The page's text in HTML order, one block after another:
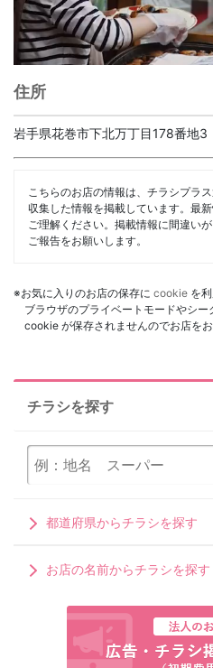
住所
岩手県花巻市下北万丁目178番地3
こちらのお店の情報は、チラシプラ
収集した情報を掲載しています。最
ご理解ください。掲載情報に間違い
ご報告をお願いします。
※お気に入りのお店の保存に cookie を
ブラウザのプライベートモードやシ
cookie が保存されませんのでお店を
チラシを探す
都道府県からチラシを探す
お店の名前からチラシを探す